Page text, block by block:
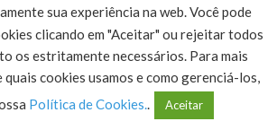
Oculta que Molda a Inteligência
sua experiência na web. Você pode
clicando em "Aceitar" ou rejeitar todos
os estritamente necessários. Para mais
cookies usamos e como gerenciá-los,
Política de Cookies.. Aceitar